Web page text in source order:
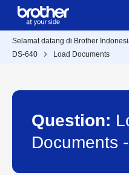
Selamat datang di Brother
DS-640
Load Documents
Question:
Documents